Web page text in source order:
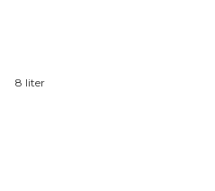
8 liter